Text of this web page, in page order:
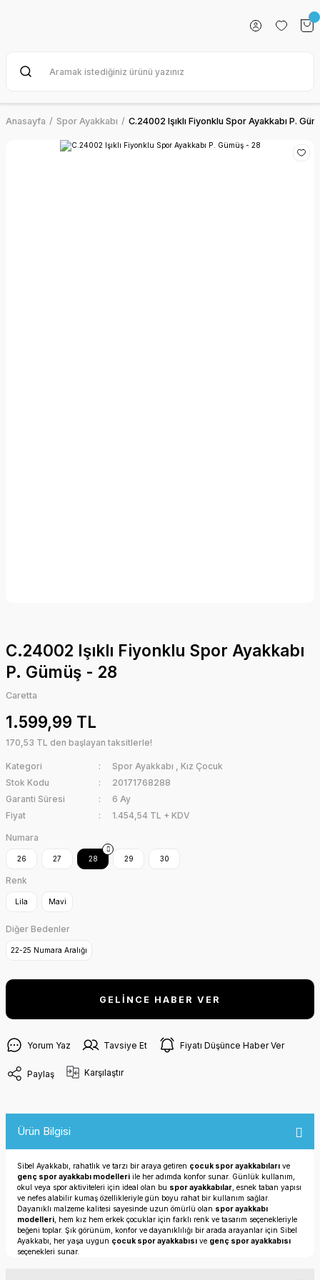
Anasayfa Spor Ayakkabı C.24002 Işıklı Fiyonklu Spor Ayakkabı P.
C.24002 Işıklı Fiyonklu Spor Ayakkabı
P. Gümüş - 28
Caretta
1.599,99 TL
170,53 TL den başlayan taksitlerle!
Kategori Spor Ayakkabı , Kız Çocuk
Stok Kodu
20171768288
Garanti Süresi
6 Ay
Fiyat
1.454,54 TL + KDV
Numara
26 27 28 29 30
Renk
Lila Mavi
Diğer Bedenler
22-25 Numara Aralığı
GELİNCE HABER VER
Yorum Yaz Tavsiye Et Fiyatı Düşünce Haber Ver
Paylaş Karşılaştır
Ürün Bilgisi
Sibel Ayakkabı, rahatlık ve tarzı bir araya getiren çocuk spor ayakkabıları ve
genç spor ayakkabı modelleri ile her adımda konfor sunar. Günlük kullanım,
okul veya spor aktiviteleri için ideal olan bu spor ayakkabılar , esnek taban yapısı
ve nefes alabilir kumaş özellikleriyle gün boyu rahat bir kullanım sağlar.
Dayanıklı malzeme kalitesi sayesinde uzun ömürlü olan spor ayakkabı
modelleri , hem kız hem erkek çocuklar için farklı renk ve tasarım seçenekleriyle
beğeni toplar. Şık görünüm, konfor ve dayanıklılığı bir arada arayanlar için Sibel
Ayakkabı, her yaşa uygun çocuk spor ayakkabısı ve genç spor ayakkabısı
seçenekleri sunar.